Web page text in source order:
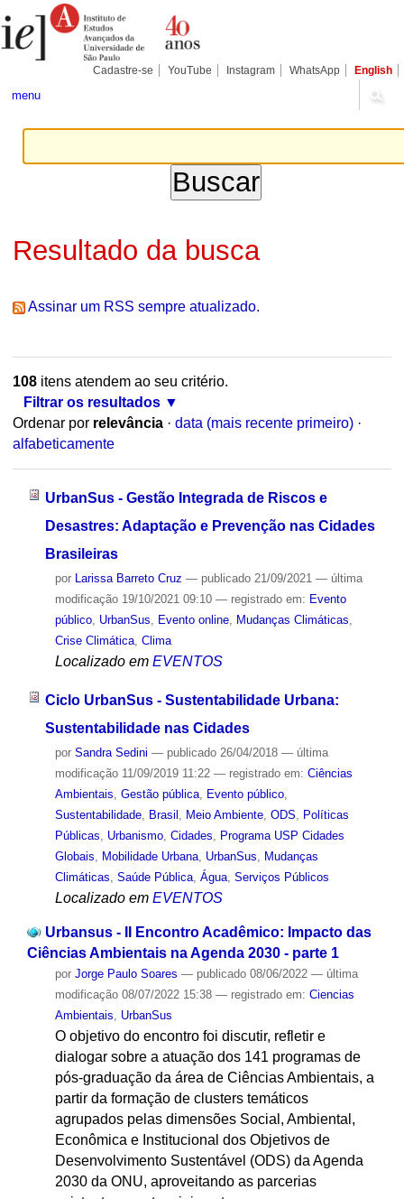
para
conteúdo.
Pessoais
Cadastre-se YouTube Instagram WhatsApp English
menu
Resultado da busca
Assinar um RSS sempre atualizado.
108itens atendem ao seu critério.
Filtrar os resultados
Ordenar por relevância · data (mais recente primeiro) ·
alfabeticamente
UrbanSus - Gestão Integrada de Riscos e
Desastres: Adaptação e Prevenção nas Cidades
Brasileiras
por Larissa Barreto Cruz — publicado21/09/2021 — última
modificação19/10/2021 09:10 — registrado em: Evento
público, UrbanSus Evento online, Mudanças Climáticas
Crise Climática, Clima
Localizado em EVENTOS
Ciclo UrbanSus - Sustentabilidade Urbana:
Sustentabilidade nas Cidades
por Sandra Sedini — publicado26/04/2018 — última
modificação11/09/2019 11:22 — registrado em: Ciências
Ambientais Gestão pública, Evento público,
Sustentabilidade, Brasil Meio Ambiente, ODS
Políticas
Públicas
Urbanismo, Cidades
Programa USP Cidades
Globais
Mobilidade Urbana, UrbanSus
Mudanças
Climáticas Saúde Pública, Água, Serviços Públicos
Localizado em EVENTOS
Urbansus - II Encontro Acadêmico: Impacto das
Ciências Ambientais na Agenda 2030 - parte 1
por Jorge Paulo Soares — publicado08/06/2022 — última
modificação08/07/2022 15:38 — registrado em: Ciencias
Ambientais, UrbanSus
O objetivo do encontro foi discutir, refletir e
dialogar sobre a atuação dos 141 programas de
pós-graduação da área de Ciências Ambientais, a
partir da formação de clusters temáticos
agrupados pelas dimensões Social, Ambiental,
Econômica e Institucional dos Objetivos de
Desenvolvimento Sustentável (ODS) da Agenda
2030 da ONU, aproveitando as parcerias